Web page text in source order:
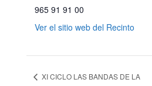
965 91 91 00
Ver el sitio web del Recinto
XI CICLO LAS BANDAS DE LA